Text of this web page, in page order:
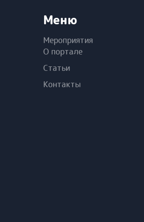
Меню
Мероприятия
О портале
Статьи
Контакты